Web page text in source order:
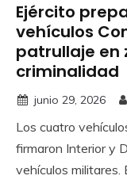
Ejército
vehículos
patrullaje en
criminalidad
junio 29, 2026
Los cuatro
firmaron Interior y
vehículos militares.